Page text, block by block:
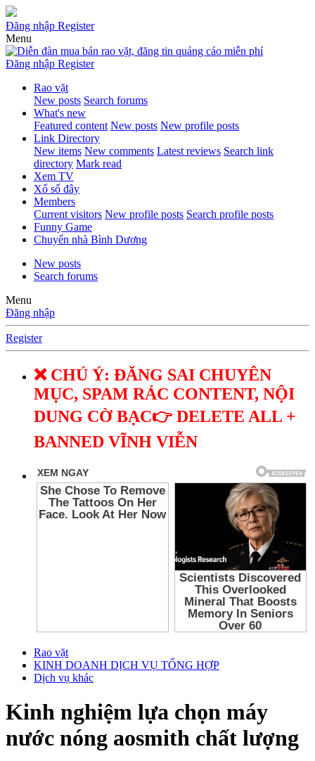
Đăng nhập Register
Menu
Đăng nhập Register
Rao vặt
New posts Search forums
What's new
Featured content New posts New profile posts
Link Directory
New items New comments Latest reviews Search link
directory Mark read
Xem TV
Xổ số đây
Members
Current visitors New profile posts Search profile posts
Funny Game
Chuyển nhà Bình Dương
New posts
Search forums
Menu
Đăng nhập
Register
❌ CHÚ Ý: ĐĂNG SAI CHUYÊN
MỤC, SPAM RÁC CONTENT, NỘI
DUNG CỜ BẠC👉 DELETE ALL +
BANNED VĨNH VIỄN
Rao vặt
KINH DOANH DỊCH VỤ TỔNG HỢP
Dịch vụ khác
Kinh nghiệm lựa chọn máy
nước nóng aosmith chất lượng